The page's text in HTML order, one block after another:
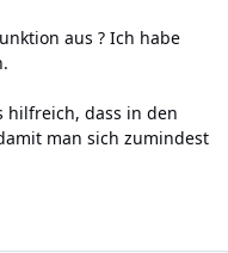
aus ? Ich habe
hilfreich, dass in den
man sich zumindest